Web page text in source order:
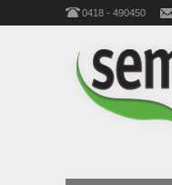
0418 - 490450